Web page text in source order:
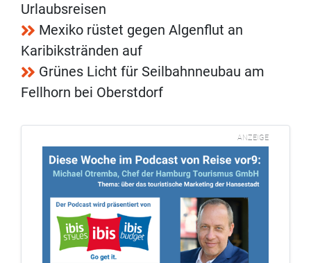
Urlaubsreisen
Mexiko rüstet gegen Algenflut an
Karibikstränden auf
Grünes Licht für Seilbahnneubau am
Fellhorn bei Oberstdorf
ANZEIGE